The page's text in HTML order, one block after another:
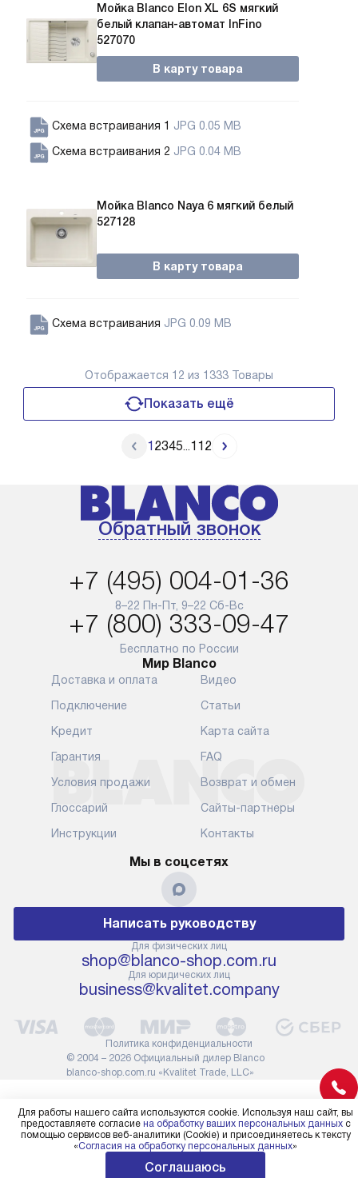
Мойка Blanco Elon XL 6S мягкий
белый клапан-автомат InFino
527070
В карту товара
Схема встраивания 1 JPG 0.05 MB
Схема встраивания 2 JPG 0.04 MB
Мойка Blanco Naya 6 мягкий белый
527128
В карту товара
Схема встраивания JPG 0.09 MB
Отображается 12 из 1333 Товары
Показать ещё
1 2345 112
Обратный звонок
+7 (495) 004-01-36
8–22 Пн-Пт, 9–22 Сб-Вс
+7 (800) 333-09-47
Бесплатно по России
Мир Blanco
Доставка и оплата
Подключение
Кредит
Гарантия
Условия продажи
Глоссарий
Инструкции
Видео
Статьи
Карта сайта
FAQ
Возврат и обмен
Сайты-партнеры
Контакты
Мы в соцсетях
Написать руководству
Для физических лиц
shop@blanco-shop.com.ru
Для юридических лиц
business@kvalitet.company
© 2004 – 2026 Официальный дилер Blanco
blanco-shop.com.ru «Kvalitet Trade, LLC»
Политика конфиденциальности
Для работы нашего сайта используются cookie. Используя наш сайт, вы
предоставляете согласие на обработку ваших персональных данныхс
помощью сервисов веб-аналитики (Cookie) и присоединяетесь к тексту
«Согласия на обработку персональных данных»
Соглашаюсь